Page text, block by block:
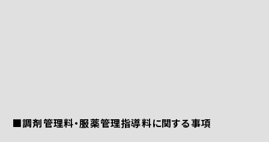
■調剤管理料・服薬管理指導料に関する事項